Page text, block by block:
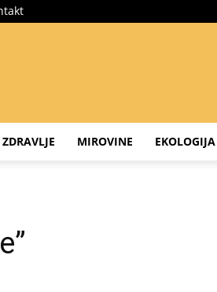
ZDRAVLJE MIROVINE EKOLOGIJA